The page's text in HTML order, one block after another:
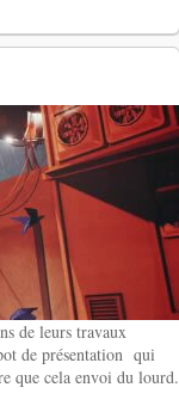
de leurs travaux
de présentation qui
que cela envoi du lourd.